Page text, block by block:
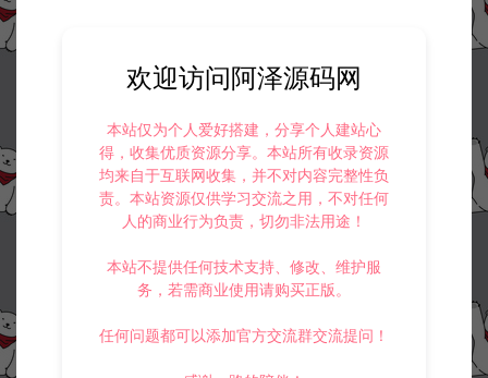
欢迎访问阿泽源码网
本站仅为个人爱好搭建，分享个人建站心
得，收集优质资源分享。本站所有收录资源
均来自于互联网收集，并不对内容完整性负
责。本站资源仅供学习交流之用，不对任何
人的商业行为负责，切勿非法用途！
本站不提供任何技术支持、修改、维护服
务，若需商业使用请购买正版。
任何问题都可以添加官方交流群交流提问！